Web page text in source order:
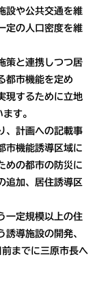
設や公共交通を維
定の人口密度を維
策と連携しつつ居
都市機能を定め
現するために立地
す。
、計画への記載事
市機能誘導区域に
めの都市の防災に
追加、居住誘導区
一定規模以上の住
導施設の開発、
までに三原市長へ